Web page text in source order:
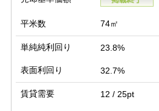
平米数 74㎡
単純純利回り 23.8%
表面利回り 32.7%
賃貸需要 12 / 25pt